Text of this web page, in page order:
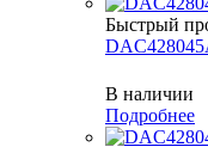
Быстрый
В наличии
Подробнее